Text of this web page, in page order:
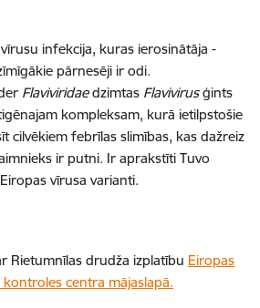
infekcija, kuras ierosinātāja -
pārnesēji ir odi.
Flaviviridaedzimtas Flavivirusģints
kompleksam, kurā ietilpstošie
cilvēkiem febrīlas slimības, kas dažreiz
ir putni. Ir aprakstīti Tuvo
vīrusa varianti.
Rietumnīlas drudža izplatību Eiropas
centra mājaslapā.